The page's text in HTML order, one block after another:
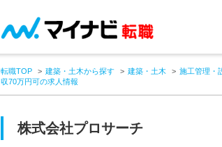
転職TOP 建築・土木から探す 建築・土木 施工管理・
収70万円可の求人情報
株式会社プロサーチ